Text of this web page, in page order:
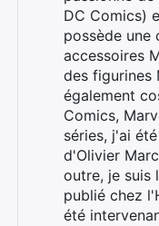
DC Comics)
possède une
accessoires
des figurines
également
Comics,
séries, j'ai
d'Olivier
outre, je suis
publié chez
été
Rechercher
: